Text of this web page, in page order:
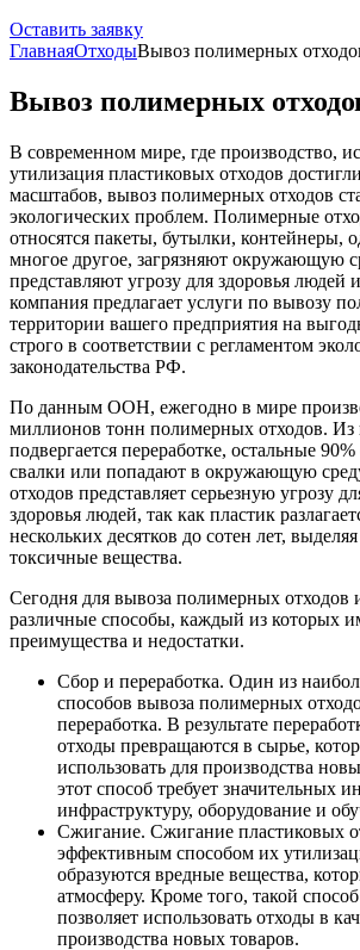
Оставить заявку
ГлавнаяОтходыВывоз полимерных
Вывоз полимерных
В современном мире, где производство,
утилизация пластиковых отходов
масштабов, вывоз полимерных отходов
экологических проблем. Полимерные
относятся пакеты, бутылки, контейнеры,
многое другое, загрязняют окружающую
представляют угрозу для здоровья
компания предлагает услуги по вывозу
территории вашего предприятия на
строго в соответствии с регламентом
законодательства РФ.
По данным ООН, ежегодно в мире
миллионов тонн полимерных отходов. Из
подвергается переработке, остальные
свалки или попадают в окружающую
отходов представляет серьезную угрозу
здоровья людей, так как пластик
нескольких десятков до сотен лет,
токсичные вещества.
Сегодня для вывоза полимерных отходов
различные способы, каждый из которых
преимущества и недостатки.
Сбор и переработка. Один из
способов вывоза полимерных
переработка. В результате
отходы превращаются в сырье,
использовать для производства
этот способ требует значительных
инфраструктуру, оборудование и
Сжигание. Сжигание пластиковых
эффективным способом их
образуются вредные вещества,
атмосферу. Кроме того, такой
позволяет использовать отходы в
производства новых товаров.